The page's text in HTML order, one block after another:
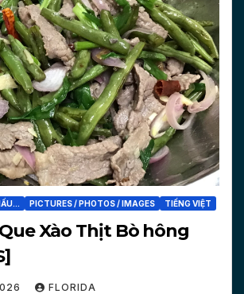
PICTURES / PHOTOS / IMAGES TIẾNG VIỆT
Xào Thịt Bò hông
FLORIDA